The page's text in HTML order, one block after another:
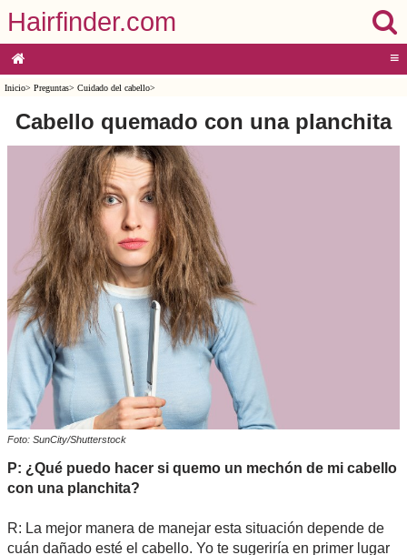
Hairfinder.com
≡
Inicio> Preguntas> Cuidado del cabello>
Cabello quemado con una planchita
Foto: SunCity/Shutterstock
P: ¿Qué puedo hacer si quemo un mechón de mi cabello
con una planchita?
R: La mejor manera de manejar esta situación depende de
cuán dañado esté el cabello. Yo te sugeriría en primer lugar